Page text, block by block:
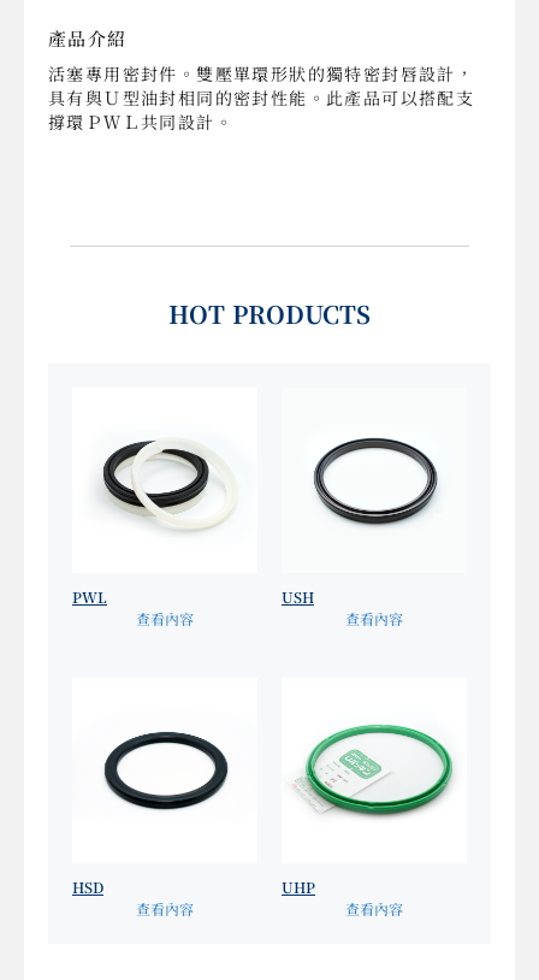
產品介紹
活塞專用密封件。雙壓單環形狀的獨特密封唇設計，
具有與Ｕ型油封相同的密封性能。此產品可以搭配支
撐環ＰＷＬ共同設計。
HOT PRODUCTS
PWL
查看內容
USH
查看內容
HSD
查看內容
UHP
查看內容